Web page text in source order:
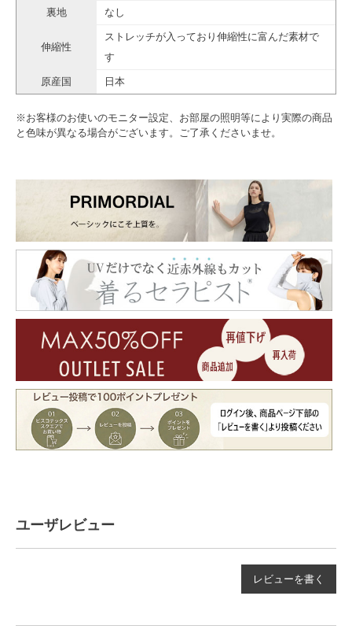
裏地 なし
伸縮性
ストレッチが入っており伸縮性に富んだ素材で
す
原産国 日本
※お客様のお使いのモニター設定、お部屋の照明等により実際の商品
と色味が異なる場合がございます。ご了承くださいませ。
ユーザレビュー
レビューを書く